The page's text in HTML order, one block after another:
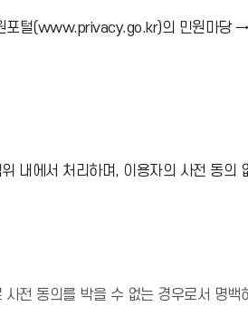
포털(www.privacy.go.kr)의 민원마
내에서 처리하며, 이용자의 사전 동의
전 동의를 박을 수 없는 경우로서 명